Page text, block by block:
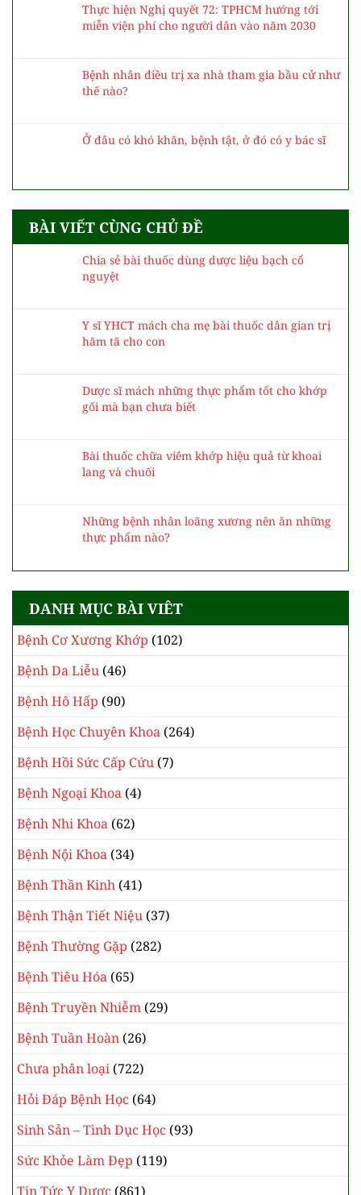
Thực hiện Nghị quyết 72: TPHCM hướng tới
miễn viện phí cho người dân vào năm 2030
Bệnh nhân điều trị xa nhà tham gia bầu cử như
thế nào?
Ở đâu có khó khăn, bệnh tật, ở đó có y bác sĩ
BÀI VIẾT CÙNG CHỦ ĐỀ
Chia sẻ bài thuốc dùng dược liệu bạch cổ
nguyệt
Y sĩ YHCT mách cha mẹ bài thuốc dân gian trị
hăm tã cho con
Dược sĩ mách những thực phẩm tốt cho khớp
gối mà bạn chưa biết
Bài thuốc chữa viêm khớp hiệu quả từ khoai
lang và chuối
Những bệnh nhân loãng xương nên ăn những
thực phẩm nào?
DANH MỤC BÀI VIÊT
Bệnh Cơ Xương Khớp (102)
Bệnh Da Liễu (46)
Bệnh Hô Hấp (90)
Bệnh Học Chuyên Khoa (264)
Bệnh Hồi Sức Cấp Cứu (7)
Bệnh Ngoại Khoa (4)
Bệnh Nhi Khoa (62)
Bệnh Nội Khoa (34)
Bệnh Thần Kinh (41)
Bệnh Thận Tiết Niệu (37)
Bệnh Thường Gặp (282)
Bệnh Tiêu Hóa (65)
Bệnh Truyền Nhiễm (29)
Bệnh Tuần Hoàn (26)
Chưa phân loại (722)
Hỏi Đáp Bệnh Học (64)
Sinh Sản – Tình Dục Học (93)
Sức Khỏe Làm Đẹp (119)
Tin Tức Y Dược (861)